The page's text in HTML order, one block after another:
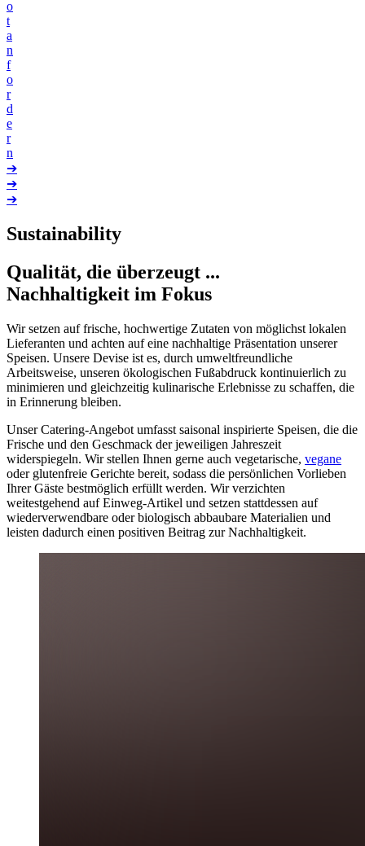
o
t
a
n
f
o
r
d
e
r
n
➔
➔
➔
Sustainability
Qualität, die überzeugt ...
Nachhaltigkeit im Fokus
Wir setzen auf frische, hochwertige Zutaten von möglichst lokalen
Lieferanten und achten auf eine nachhaltige Präsentation unserer
Speisen. Unsere Devise ist es, durch umweltfreundliche
Arbeitsweise, unseren ökologischen Fußabdruck kontinuierlich zu
minimieren und gleichzeitig kulinarische Erlebnisse zu schaffen, die
in Erinnerung bleiben.
Unser Catering-Angebot umfasst saisonal inspirierte Speisen, die die
Frische und den Geschmack der jeweiligen Jahreszeit
widerspiegeln. Wir stellen Ihnen gerne auch vegetarische, vegane
oder glutenfreie Gerichte bereit, sodass die persönlichen Vorlieben
Ihrer Gäste bestmöglich erfüllt werden. Wir verzichten
weitestgehend auf Einweg-Artikel und setzen stattdessen auf
wiederverwendbare oder biologisch abbaubare Materialien und
leisten dadurch einen positiven Beitrag zur Nachhaltigkeit.